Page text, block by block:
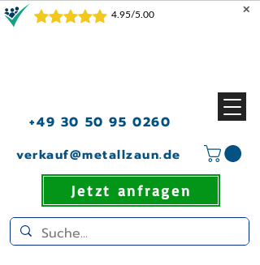
✕
+49 30 50 95 0260
verkauf@metallzaun.de
Jetzt anfragen